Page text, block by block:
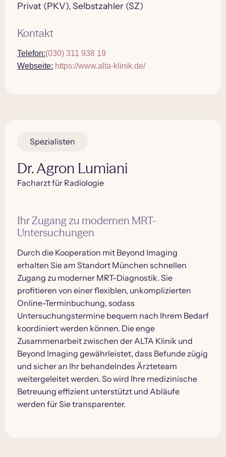
Privat (PKV), Selbstzahler (SZ)
Kontakt
Telefon:(030) 311 938 19
Webseite: https://www.alta-klinik.de/
Spezialisten
Dr. Agron Lumiani
Facharzt für Radiologie
Ihr Zugang zu modernen MRT-
Untersuchungen
Durch die Kooperation mit Beyond Imaging
erhalten Sie am Standort München schnellen
Zugang zu moderner MRT-Diagnostik. Sie
profitieren von einer flexiblen, unkomplizierten
Online-Terminbuchung, sodass
Untersuchungstermine bequem nach Ihrem Bedarf
koordiniert werden können. Die enge
Zusammenarbeit zwischen der ALTA Klinik und
Beyond Imaging gewährleistet, dass Befunde zügig
und sicher an Ihr behandelndes Ärzteteam
weitergeleitet werden. So wird Ihre medizinische
Betreuung effizient unterstützt und Abläufe
werden für Sie transparenter.